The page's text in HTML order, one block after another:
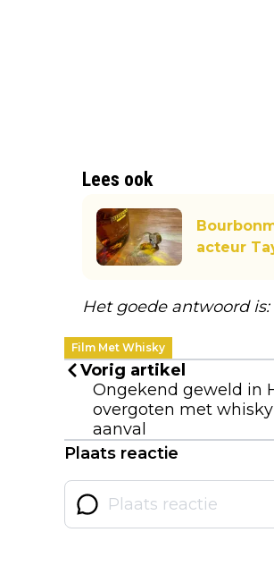
Lees ook
acteur
Het goede antwoord is:
Film Met Whisky
Vorig artikel
Ongekend geweld in
overgoten met
aanval
Plaats reactie